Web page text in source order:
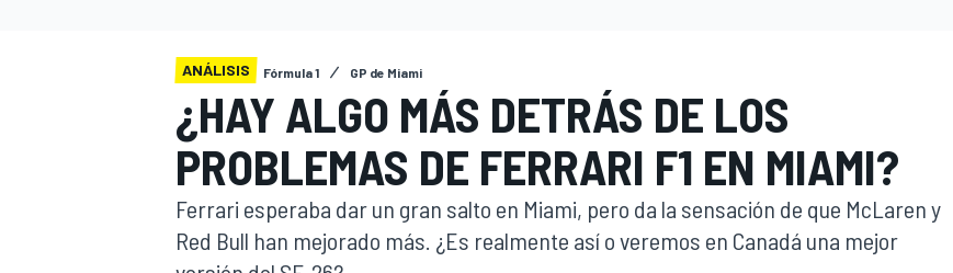
ANÁLISIS Fórmula 1 GP de Miami
¿HAY ALGO MÁS DETRÁS DE LOS
PROBLEMAS DE FERRARI F1 EN MIAMI?
Ferrari esperaba dar un gran salto en Miami, pero da la sensación de que McLaren y
Red Bull han mejorado más. ¿Es realmente así o veremos en Canadá una mejor